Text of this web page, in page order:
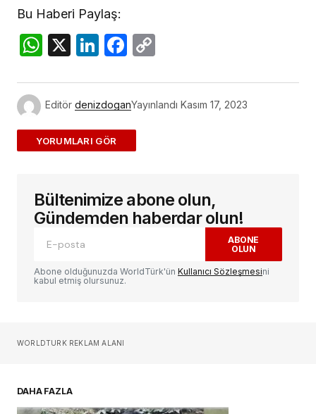
Bu Haberi Paylaş:
WhatsApp
X LinkedIn
Facebook
Editör denizdoganYayınlandı Kasım 17, 2023
ADD A COMMENT
E-posta adresiniz yayınlanmayacak.
alanlar*ile işaretlenmişlerdir
Yorum
Sizin adınız*
Bültenimize abone olun,
Gündemden haberdar olun!
ABONE
OLUN
Abone olduğunuzda WorldTürk'ün Kullanıcı Sözleşmesini
kabul etmiş olursunuz.
WORLDTURK REKLAM ALANI
DAHA FAZLA